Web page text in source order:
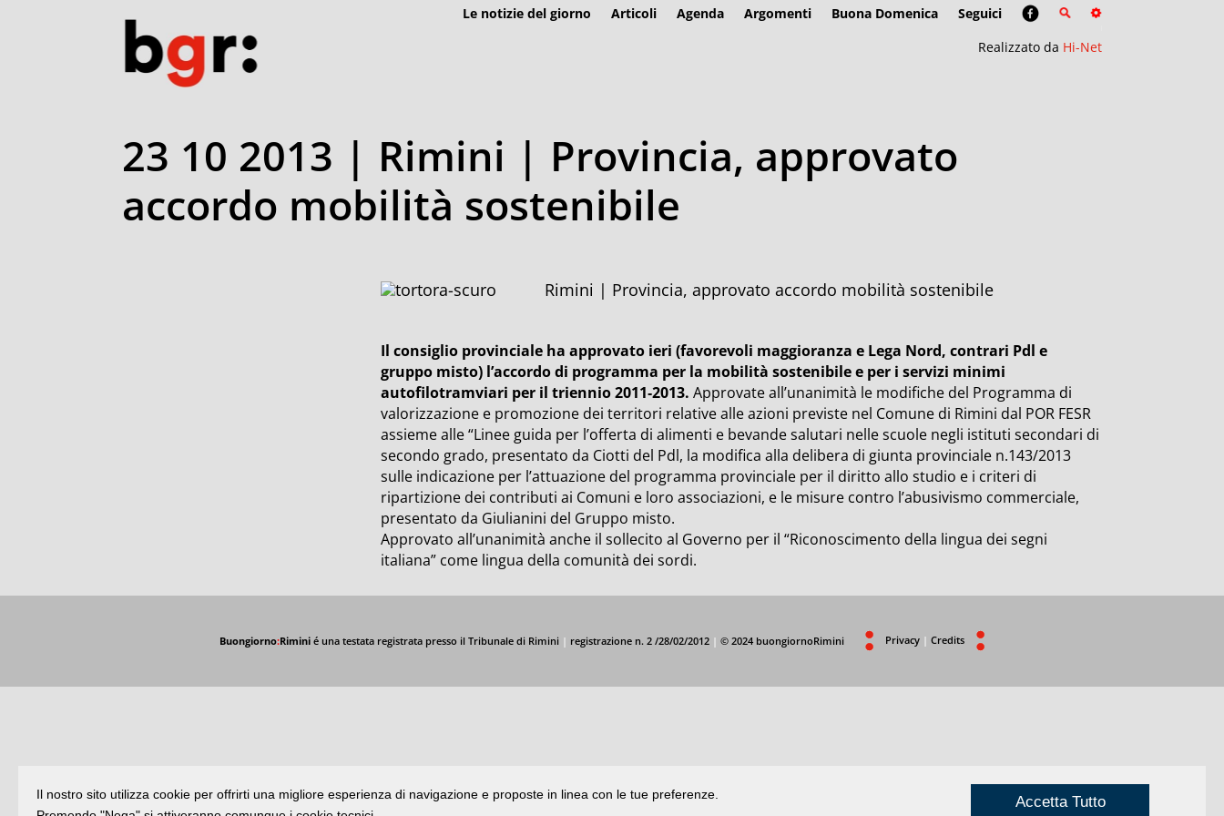
Le notizie del giorno Articoli Agenda Argomenti Buona Domenica
Seguici
Realizzato da Hi-Net
23 10 2013 | Rimini | Provincia, approvato
accordo mobilità sostenibile
Rimini | Provincia, approvato accordo mobilità sostenibile
Il consiglio provinciale ha approvato ieri (favorevoli maggioranza e Lega Nord, contrari Pdl e
gruppo misto) l’accordo di programma per la mobilità sostenibile e per i servizi minimi
autofilotramviari per il triennio 2011‑2013. Approvate all’unanimità le modifiche del Programma di
valorizzazione e promozione dei territori relative alle azioni previste nel Comune di Rimini dal POR FESR
assieme alle “Linee guida per l’offerta di alimenti e bevande salutari nelle scuole negli istituti secondari di
secondo grado, presentato da Ciotti del Pdl, la modifica alla delibera di giunta provinciale n.143/2013
sulle indicazione per l’attuazione del programma provinciale per il diritto allo studio e i criteri di
ripartizione dei contributi ai Comuni e loro associazioni, e le misure contro l’abusivismo commerciale,
presentato da Giulianini del Gruppo misto.
Approvato all’unanimità anche il sollecito al Governo per il “Riconoscimento della lingua dei segni
italiana” come lingua della comunità dei sordi.
Buongiorno:Riminié una testata registrata presso il Tribunale di Rimini | registrazione n. 2 /28/02/2012 | © 2024 buongiornoRimini Privacy | Credits
Il nostro sito utilizza cookie per offrirti una migliore esperienza di navigazione e proposte in linea con le tue preferenze.
Accetta Tutto